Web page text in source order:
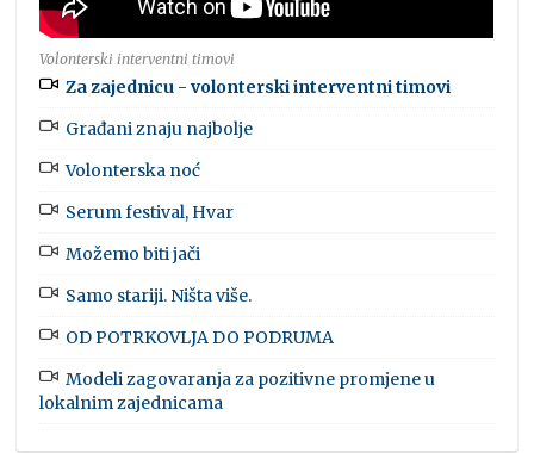
Volonterski interventni timovi
Za zajednicu - volonterski interventni timovi
Građani znaju najbolje
Volonterska noć
Serum festival, Hvar
Možemo biti jači
Samo stariji. Ništa više.
OD POTRKOVLJA DO PODRUMA
Modeli zagovaranja za pozitivne promjene u
lokalnim zajednicama